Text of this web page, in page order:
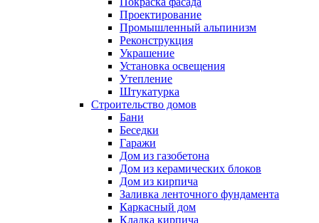
Проектирование
Промышленный альпинизм
Реконструкция
Украшение
Установка освещения
Утепление
Штукатурка
Строительство домов
Бани
Беседки
Гаражи
Дом из газобетона
Дом из керамических блоков
Дом из кирпича
Заливка ленточного фундамента
Каркасный дом
Кладка кирпича